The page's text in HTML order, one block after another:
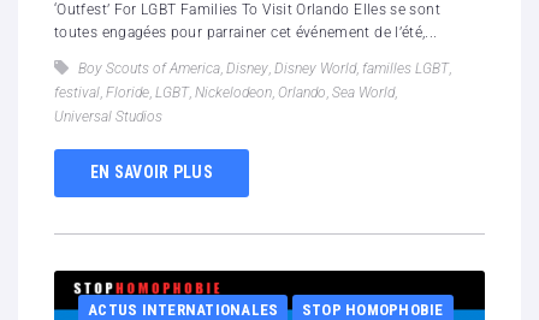
‘Outfest’ For LGBT Families To Visit Orlando Elles se sont
toutes engagées pour parrainer cet événement de l’été,...
Boy Scouts of America, Disney, Disney World, familles LGBT,
festival, Floride, LGBT, Nickelodeon, Orlando, Sea World,
Universal Studios
EN SAVOIR PLUS
ACTUS INTERNATIONALES STOP HOMOPHOBIE